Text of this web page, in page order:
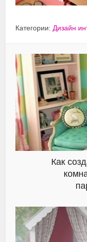
Категории:Дизайн
Как